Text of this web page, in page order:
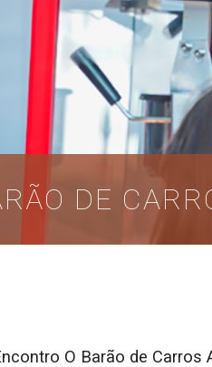
DE
O Barão de Carros